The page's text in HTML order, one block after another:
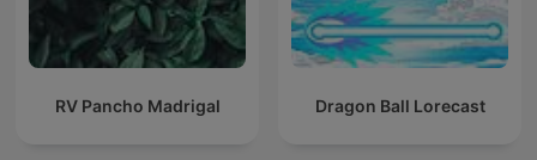
RV Pancho Madrigal Dragon Ball Lorecast